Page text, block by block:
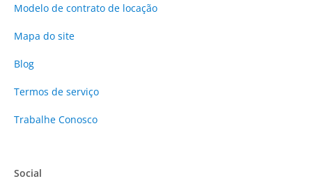
Modelo de contrato de locação
Mapa do site
Blog
Termos de serviço
Trabalhe Conosco
Social